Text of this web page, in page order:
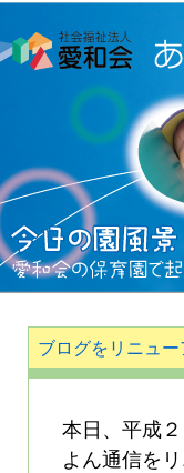
ブログをリニュ
本日、平成
よん通信を